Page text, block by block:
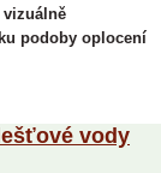
podoby oplocení
vody